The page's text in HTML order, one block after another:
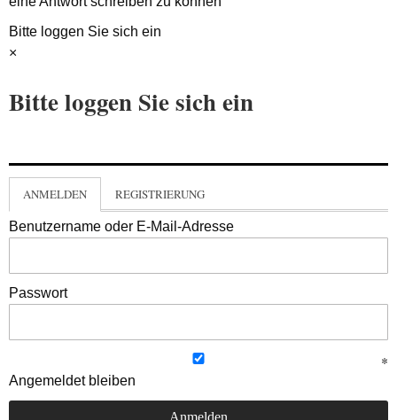
Bitte loggen Sie sich ein
×
Bitte loggen Sie sich ein
ANMELDEN REGISTRIERUNG
Benutzername oder E-Mail-Adresse
Passwort
Angemeldet bleiben